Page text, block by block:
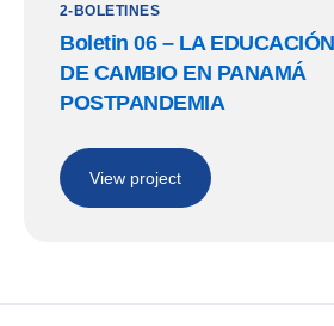
2-BOLETINES
Boletin 06 – LA
DE CAMBIO EN PANAMÁ
POSTPANDEMIA
View project